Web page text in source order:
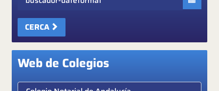
CERCA
Web de Colegios
Elige colegio notarial